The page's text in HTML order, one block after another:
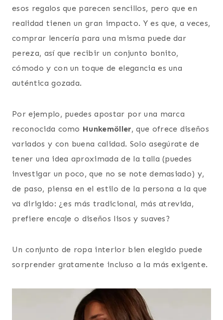
esos regalos que parecen sencillos, pero que en
realidad tienen un gran impacto. Y es que, a veces,
comprar lencería para una misma puede dar
pereza, así que recibir un conjunto bonito,
cómodo y con un toque de elegancia es una
auténtica gozada.
Por ejemplo, puedes apostar por una marca
reconocida como Hunkemöller, que ofrece diseños
variados y con buena calidad. Solo asegúrate de
tener una idea aproximada de la talla (puedes
investigar un poco, que no se note demasiado) y,
de paso, piensa en el estilo de la persona a la que
va dirigido: ¿es más tradicional, más atrevida,
prefiere encaje o diseños lisos y suaves?
Un conjunto de ropa interior bien elegido puede
sorprender gratamente incluso a la más exigente.